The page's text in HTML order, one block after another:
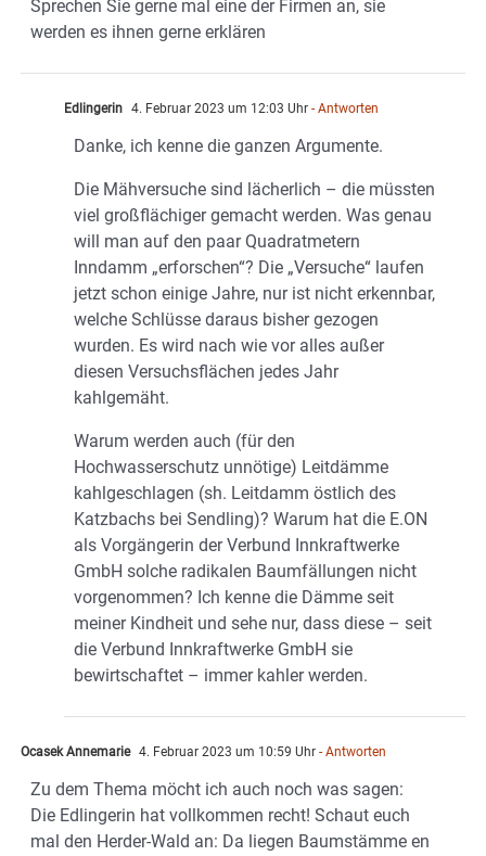
Sprechen Sie gerne mal eine der Firmen an, sie
werden es ihnen gerne erklären
Edlingerin 4. Februar 2023 um 12:03 Uhr - Antworten
Danke, ich kenne die ganzen Argumente.
Die Mähversuche sind lächerlich – die müssten
viel großflächiger gemacht werden. Was genau
will man auf den paar Quadratmetern
Inndamm „erforschen“? Die „Versuche“ laufen
jetzt schon einige Jahre, nur ist nicht erkennbar,
welche Schlüsse daraus bisher gezogen
wurden. Es wird nach wie vor alles außer
diesen Versuchsflächen jedes Jahr
kahlgemäht.
Warum werden auch (für den
Hochwasserschutz unnötige) Leitdämme
kahlgeschlagen (sh. Leitdamm östlich des
Katzbachs bei Sendling)? Warum hat die E.ON
als Vorgängerin der Verbund Innkraftwerke
GmbH solche radikalen Baumfällungen nicht
vorgenommen? Ich kenne die Dämme seit
meiner Kindheit und sehe nur, dass diese – seit
die Verbund Innkraftwerke GmbH sie
bewirtschaftet – immer kahler werden.
Ocasek Annemarie 4. Februar 2023 um 10:59 Uhr - Antworten
Zu dem Thema möcht ich auch noch was sagen:
Die Edlingerin hat vollkommen recht! Schaut euch
mal den Herder-Wald an: Da liegen Baumstämme en